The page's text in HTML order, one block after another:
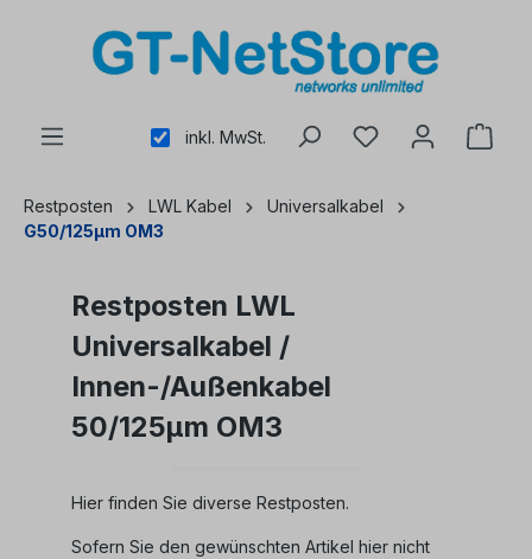
inkl. MwSt.
Restposten LWL Kabel
Universalkabel
G50/125µm OM3
Restposten LWL
Universalkabel /
Innen-/Außenkabel
50/125µm OM3
Hier finden Sie diverse Restposten.
Sofern Sie den gewünschten Artikel hier nicht